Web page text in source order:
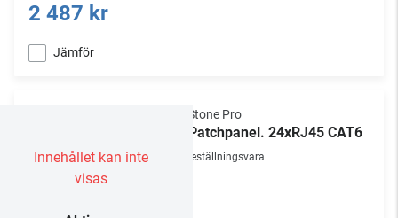
2 487 kr
Jämför
Innehållet kan inte
visas
NorStone Pro
1U Patchpanel. 24xRJ45 CAT6
Beställningsvara